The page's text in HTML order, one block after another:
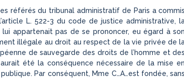
référés du tribunal administratif de Paris a commis
L. 522-3 du code de justice administrative,
appartenait pas de se prononcer, eu égard à son
illégale au droit au respect de la vie privée de
de sauvegarde des droits de l’homme et des
été la conséquence nécessaire de la mise en
Par conséquent, Mme C…A…est fondée, sans